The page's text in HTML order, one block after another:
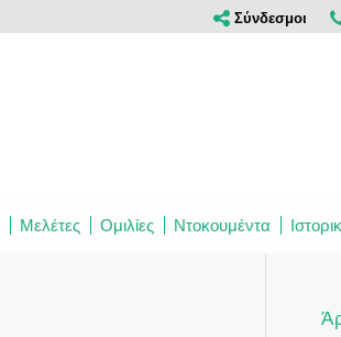
Σύνδεσμοι
Μελέτες Ομιλίες Ντοκουμέντα